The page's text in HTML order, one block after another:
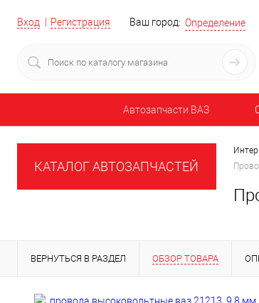
Вход Регистрация Ваш город: Определение
Автозапчасти ВАЗ
КАТАЛОГ АВТОЗАПЧАСТЕЙ
ВЕРНУТЬСЯ В РАЗДЕЛ ОБЗОР ТОВАРА